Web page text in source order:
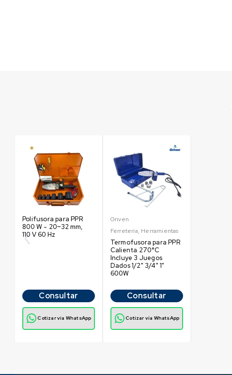
Polifusora para PPR
800 W - 20~32 mm,
110 V 60 Hz
Consultar
Cotizar vía WhatsApp
Griven
Ferretería, Herramientas
Termofusora para PPR
Calienta 270°C
Incluye 3 Juegos
Dados 1/2" 3/4" 1"
600W
Consultar
Cotizar vía WhatsApp